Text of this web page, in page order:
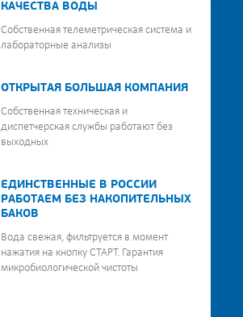
КАЧЕСТВА ВОДЫ
Собственная телеметрическая система и
лабораторные анализы
ОТКРЫТАЯ БОЛЬШАЯ КОМПАНИЯ
Собственная техническая и
диспетчерская службы работают без
выходных
ЕДИНСТВЕННЫЕ В РОССИИ
РАБОТАЕМ БЕЗ НАКОПИТЕЛЬНЫХ
БАКОВ
Вода свежая, фильтруется в момент
нажатия на кнопку СТАРТ. Гарантия
микробиологической чистоты